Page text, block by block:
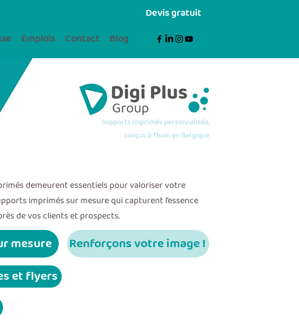
Devis gratuit
Emplois Contact Blog
Supports imprimés personnalisés,
conçus à Thuin en Belgique
demeurent essentiels pour valoriser votre
imprimés sur mesure qui capturent l’essence
de vos clients et prospects.
mesure
Renforçons votre image !
et flyers